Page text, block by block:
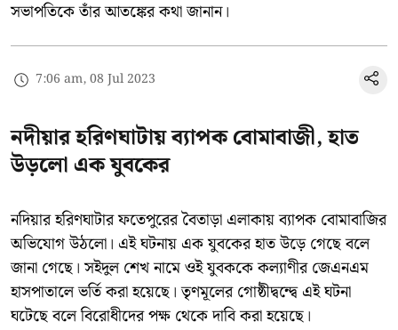
সভাপতিকে তাঁর আতঙ্কের কথা জানান।
7:06 am, 08 Jul 2023
নদীয়ার হরিণঘাটায় ব্যাপক বোমাবাজী, হাত
উড়লো এক যুবকের
নদিয়ার হরিণঘাটার ফতেপুরের বৈতাড়া এলাকায় ব্যাপক বোমাবাজির
অভিযোগ উঠলো। এই ঘটনায় এক যুবকের হাত উড়ে গেছে বলে
জানা গেছে। সইদুল শেখ নামে ওই যুবককে কল্যাণীর জেএনএম
হাসপাতালে ভর্তি করা হয়েছে। তৃণমূলের গোষ্ঠীদ্বন্দ্বে এই ঘটনা
ঘটেছে বলে বিরোধীদের পক্ষ থেকে দাবি করা হয়েছে।